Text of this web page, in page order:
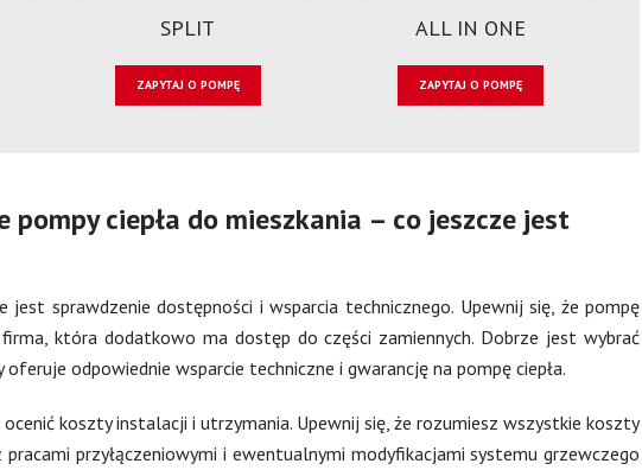
SPLIT
ZAPYTAJ O POMPĘ
ALL IN ONE
ZAPYTAJ O POMPĘ
pompy ciepła do mieszkania – co jeszcze jest
jest sprawdzenie dostępności i wsparcia technicznego. Upewnij się, że pompę
która dodatkowo ma dostęp do części zamiennych. Dobrze jest wybrać
odpowiednie wsparcie techniczne i gwarancję na pompę ciepła.
koszty instalacji i utrzymania. Upewnij się, że rozumiesz wszystkie koszty
przyłączeniowymi i ewentualnymi modyfikacjami systemu grzewczego